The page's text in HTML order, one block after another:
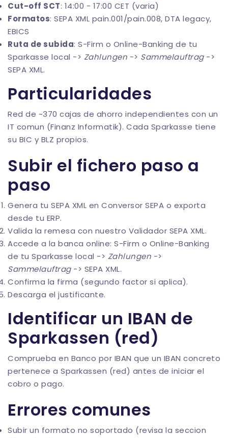
Cut-off SCT: 14:00 - 17:00 CET (varia)
Formatos: SEPA XML pain.001/pain.008, DTA legacy,
EBICS
Ruta de subida: S-Firm o Online-Banking de tu
Sparkasse local -> Zahlungen -> Sammelauftrag->
SEPA XML.
Particularidades
Red de ~370 cajas de ahorro independientes con un
IT comun (Finanz Informatik). Cada Sparkasse tiene
su BIC y BLZ propios.
Subir el fichero paso a
paso
Genera tu SEPA XML en Conversor SEPA o exporta
desde tu ERP.
Valida la remesa con nuestro Validador SEPA XML.
Accede a la banca online: S-Firm o Online-Banking
de tu Sparkasse local -> Zahlungen ->
Sammelauftrag-> SEPA XML.
Confirma la firma (segundo factor si aplica).
Descarga el justificante.
Identificar un IBAN de
Sparkassen (red)
Comprueba en Banco por IBAN que un IBAN concreto
pertenece a Sparkassen (red) antes de iniciar el
cobro o pago.
Errores comunes
Subir un formato no soportado (revisa la seccion